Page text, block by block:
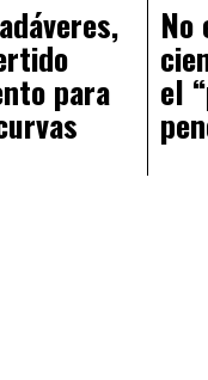
para
No
el